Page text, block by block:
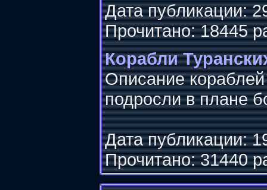
Дата публикации:
Прочитано: 18445
Корабли
Описание
подросли в плане
Дата публикации:
Прочитано: 31440